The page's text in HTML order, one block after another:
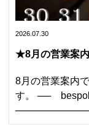
2026.07.30
★8月の営業案内
8月の営業案内
す。 ──